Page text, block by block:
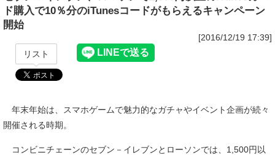
ド購入で10％分のiTunesコードがもらえるキャンペーン
開始
[2016/12/19 17:39]
リスト
年末年始は、スマホゲームで魅力的なガチャやイベント企画が続々
開催される時期。
コンビニチェーンのセブン－イレブンとローソンでは、1,500円以